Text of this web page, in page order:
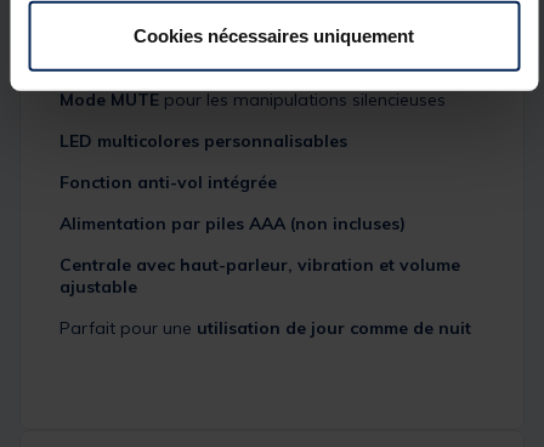
Cookies nécessaires uniquement
Mode MUTE pour les manipulations silencieuses
LED multicolores personnalisables
Fonction anti-vol intégrée
Alimentation par piles AAA (non incluses)
Centrale avec haut-parleur, vibration et volume
ajustable
Parfait pour une utilisation de jour comme de nuit